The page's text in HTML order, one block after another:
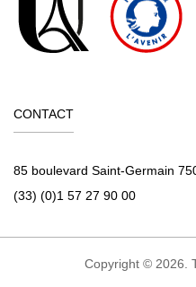
CONTACT
85 boulevard Saint-Germain
(33) (0)1 57 27 90 00
Copyright © 2026.